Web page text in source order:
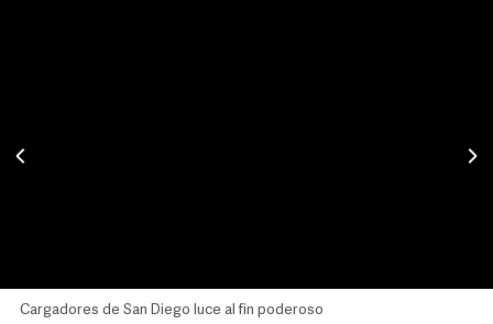
Cargadores de San Diego luce al fin poderoso